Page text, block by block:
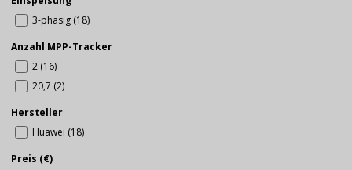
3-phasig (18)
Anzahl MPP-Tracker
2 (16)
20,7 (2)
Hersteller
Huawei (18)
Preis (€)